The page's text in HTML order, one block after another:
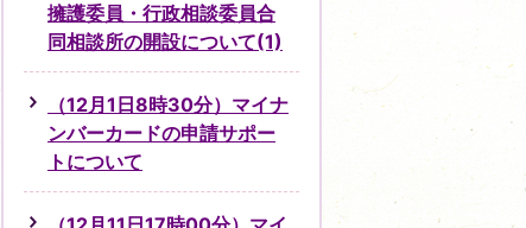
擁護委員・行政相談委員合
同相談所の開設について(1)
（12月1日8時30分）マイナ
ンバーカードの申請サポー
トについて